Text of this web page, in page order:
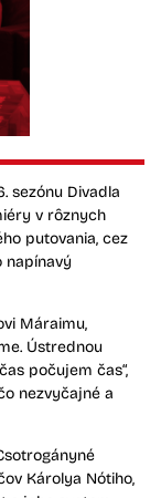
sezónu Divadla
v rôznych
putovania, cez
napínavý
Máraimu,
Ústrednou
počujem čas“,
nezvyčajné a
Károlya Nótiho,